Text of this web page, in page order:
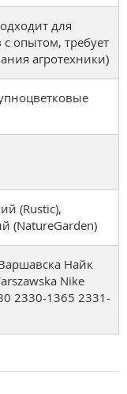
для
с опытом, требует
агротехники)
(Rustic),
(NatureGarden)
Найк
Nike
2330-1365 2331-